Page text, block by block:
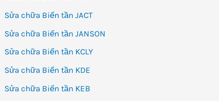
Sửa chữa Biến tần JACT
Sửa chữa Biến tần JANSON
Sửa chữa Biến tần KCLY
Sửa chữa Biến tần KDE
Sửa chữa Biến tần KEB